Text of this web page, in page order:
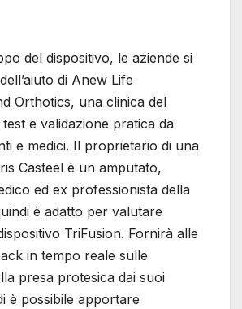
del dispositivo, le aziende si
di Anew Life
Orthotics, una clinica del
e validazione pratica da
e medici. Il proprietario di una
Casteel è un amputato,
ed ex professionista della
è adatto per valutare
TriFusion. Fornirà alle
in tempo reale sulle
presa protesica dai suoi
è possibile apportare